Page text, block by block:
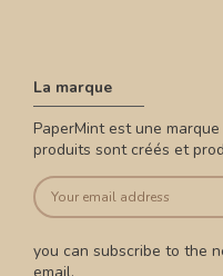
La marque
PaperMint est une
produits sont créés et
you can subscribe to the